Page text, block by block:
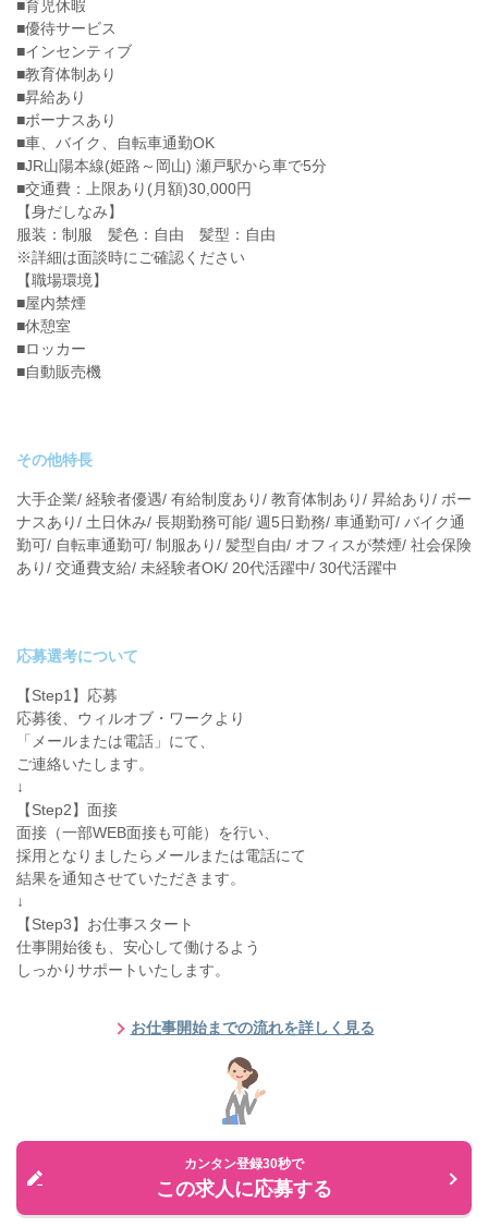
■育児休暇
■優待サービス
■インセンティブ
■教育体制あり
■昇給あり
■ボーナスあり
■車、バイク、自転車通勤OK
■JR山陽本線(姫路～岡山) 瀬戸駅から車で5分
■交通費：上限あり(月額)30,000円
【身だしなみ】
服装：制服 髪色：自由 髪型：自由
※詳細は面談時にご確認ください
【職場環境】
■屋内禁煙
■休憩室
■ロッカー
■自動販売機
その他特長
大手企業/ 経験者優遇/ 有給制度あり/ 教育体制あり/ 昇給あり/ ボー
ナスあり/ 土日休み/ 長期勤務可能/ 週5日勤務/ 車通勤可/ バイク通
勤可/ 自転車通勤可/ 制服あり/ 髪型自由/ オフィスが禁煙/ 社会保険
あり/ 交通費支給/ 未経験者OK/ 20代活躍中/ 30代活躍中
応募選考について
【Step1】応募
応募後、ウィルオブ・ワークより
「メールまたは電話」にて、
ご連絡いたします。
↓
【Step2】面接
面接（一部WEB面接も可能）を行い、
採用となりましたらメールまたは電話にて
結果を通知させていただきます。
↓
【Step3】お仕事スタート
仕事開始後も、安心して働けるよう
しっかりサポートいたします。
お仕事開始までの流れを詳しく見る
カンタン登録30秒で
この求人に応募する